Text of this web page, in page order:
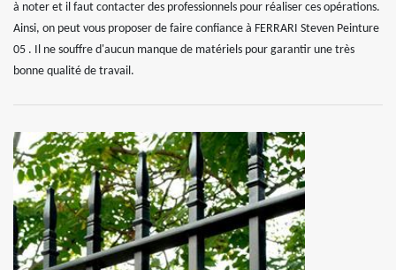
à noter et il faut contacter des professionnels pour réaliser ces opérations.
Ainsi, on peut vous proposer de faire confiance à FERRARI Steven Peinture
05 . Il ne souffre d'aucun manque de matériels pour garantir une très
bonne qualité de travail.